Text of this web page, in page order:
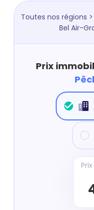
Toutes nos régions >
Bel Air-
Prix